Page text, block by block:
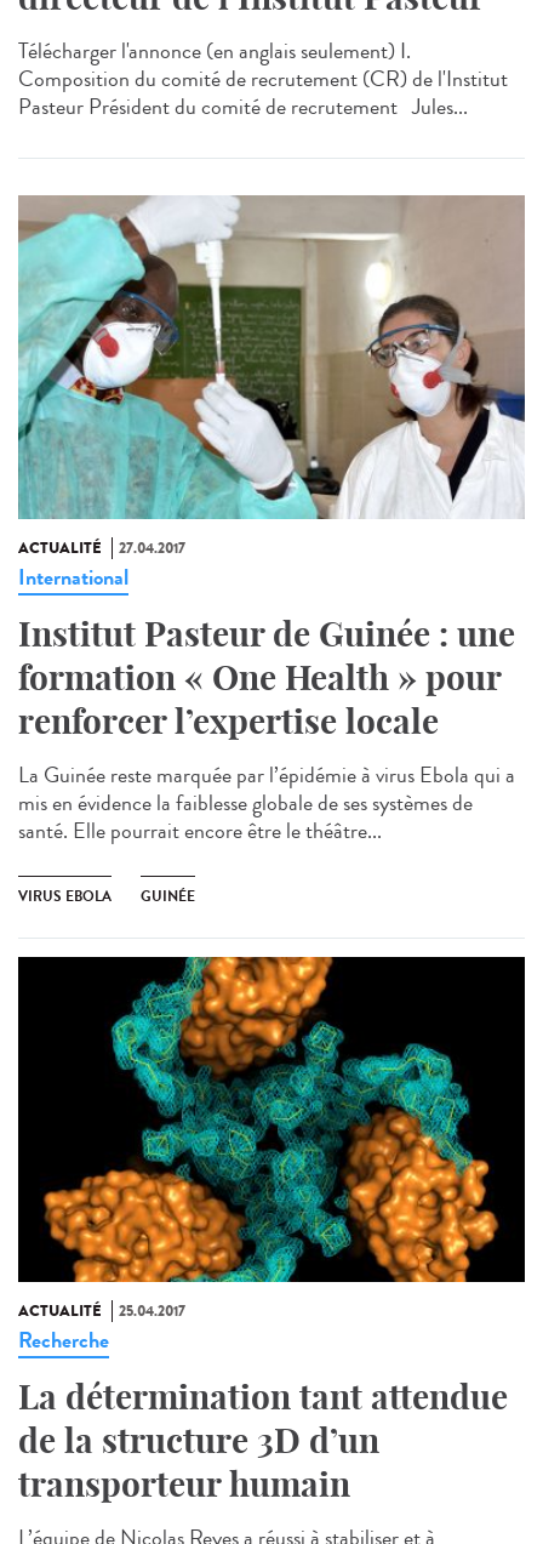
Télécharger l'annonce (en anglais seulement) I.
Composition du comité de recrutement (CR) de l'Institut
Pasteur Président du comité de recrutement Jules...
ACTUALITÉ 27.04.2017
International
Institut Pasteur de Guinée : une
formation « One Health » pour
renforcer l’expertise locale
La Guinée reste marquée par l’épidémie à virus Ebola qui a
mis en évidence la faiblesse globale de ses systèmes de
santé. Elle pourrait encore être le théâtre...
VIRUS EBOLA GUINÉE
ACTUALITÉ 25.04.2017
Recherche
La détermination tant attendue
de la structure 3D d’un
transporteur humain